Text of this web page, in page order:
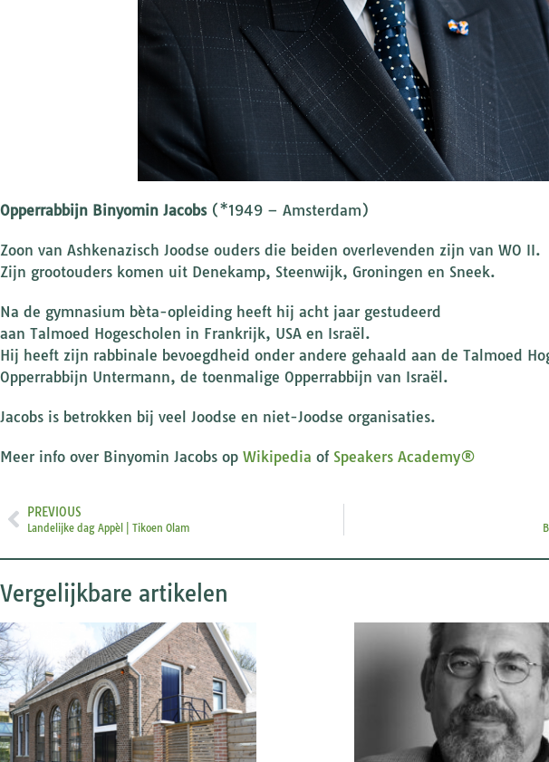
Opperrabbijn Binyomin Jacobs(*1949 – Amsterdam)
Zoon van Ashkenazisch Joodse ouders die beiden overlevenden zijn van WO II.
Zijn grootouders komen uit Denekamp, Steenwijk, Groningen en Sneek.
Na de gymnasium bèta-opleiding heeft hij acht jaar gestudeerd
aan Talmoed Hogescholen in Frankrijk, USA en Israël.
Hij heeft zijn rabbinale bevoegdheid onder andere gehaald aan de Talmoed
Opperrabbijn Untermann, de toenmalige Opperrabbijn van Israël.
Jacobs is betrokken bij veel Joodse en niet-Joodse organisaties.
Meer info over Binyomin Jacobs op Wikipedia of Speakers Academy®
PREVIOUS
Landelijke dag Appèl | Tikoen Olam
Vergelijkbare artikelen